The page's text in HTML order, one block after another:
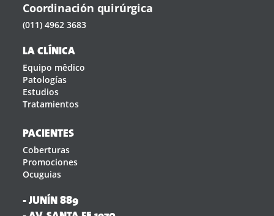
Coordinación quirúrgica
(011) 4962 3683
LA CLÍNICA
Equipo mêdico
Patologías
Estudios
Tratamientos
PACIENTES
Coberturas
Promociones
Ocuguias
- JUNÍN 889